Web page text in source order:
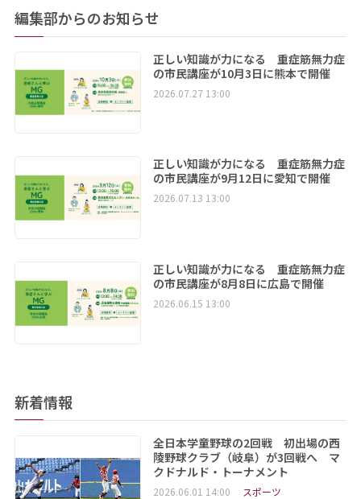
編集部からのお知らせ
正しい知識が力になる 重症筋無力症
の市民講座が10月3日に熊本で開催
2026.07.27 13:00
正しい知識が力になる 重症筋無力症
の市民講座が9月12日に愛知で開催
2026.07.13 13:00
正しい知識が力になる 重症筋無力症
の市民講座が8月8日に広島で開催
2026.06.15 13:00
新着情報
全日本学童野球の2回戦 初出場の西
陵野球クラブ（岐阜）が3回戦へ マ
クドナルド・トーナメント
2026.06.01 14:00 スポーツ